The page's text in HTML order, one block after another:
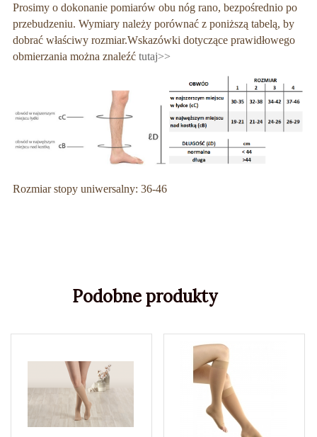
Prosimy o dokonanie pomiarów obu nóg rano, bezpośrednio po
przebudzeniu. Wymiary należy porównać z poniższą tabelą, by
dobrać właściwy rozmiar.Wskazówki dotyczące prawidłowego
obmierzania można znaleźć tutaj>>
Rozmiar stopy uniwersalny: 36-46
Podobne produkty